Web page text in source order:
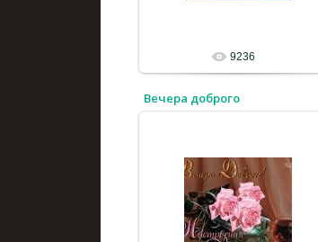
9236
Вечера доброго